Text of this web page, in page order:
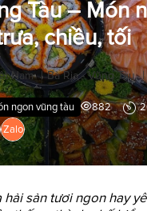
Tàu – Món
chiều, tối
Nam | Bà Rịa - Vũng Tàu |
ngon vũng tàu 882
Zalo
sản tươi ngon hay